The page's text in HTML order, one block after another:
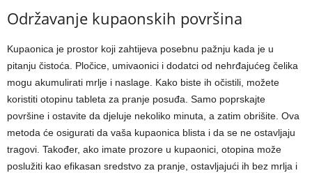
Održavanje kupaonskih površina
Kupaonica je prostor koji zahtijeva posebnu pažnju kada je u
pitanju čistoća. Pločice, umivaonici i dodatci od nehrđajućeg čelika
mogu akumulirati mrlje i naslage. Kako biste ih očistili, možete
koristiti otopinu tableta za pranje posuđa. Samo poprskajte
površine i ostavite da djeluje nekoliko minuta, a zatim obrišite. Ova
metoda će osigurati da vaša kupaonica blista i da se ne ostavljaju
tragovi. Također, ako imate prozore u kupaonici, otopina može
poslužiti kao efikasan sredstvo za pranje, ostavljajući ih bez mrlja i